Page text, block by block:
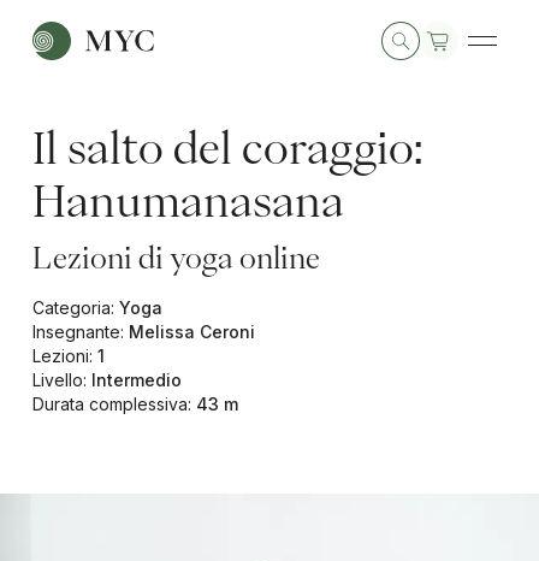
Il salto del coraggio:
Hanumanasana
Lezioni di yoga online
Categoria: Yoga
Insegnante: Melissa Ceroni
Lezioni: 1
Livello: Intermedio
Durata complessiva: 43 m